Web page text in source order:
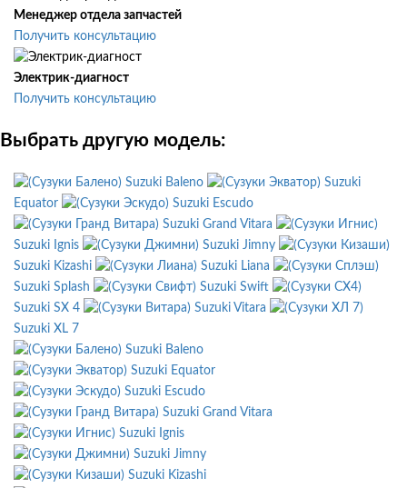
Менеджер отдела запчастей
Получить консультацию
Электрик-диагност
Получить консультацию
Выбрать другую модель:
Suzuki Baleno
Suzuki
Equator
Suzuki Escudo
Suzuki Grand Vitara
Suzuki Ignis
Suzuki Jimny
Suzuki Kizashi
Suzuki Liana
Suzuki Splash
Suzuki Swift
Suzuki SX 4
Suzuki Vitara
Suzuki XL 7
Suzuki Baleno
Suzuki Equator
Suzuki Escudo
Suzuki Grand Vitara
Suzuki Ignis
Suzuki Jimny
Suzuki Kizashi